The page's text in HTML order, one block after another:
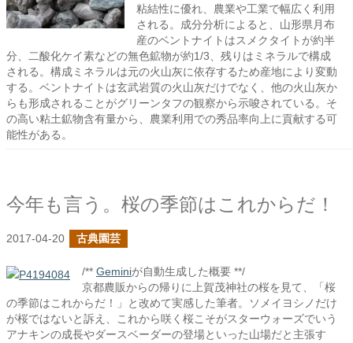
粘結性に優れ、農業や工業で幅広く利用
される。成分分析によると、山形県月布
産のベントナイトはスメクタイトが約半
分、二酸化ケイ素などの無色鉱物が約1/3、残りはミネラルで構成
される。構成ミネラルは元の火山灰に依存するため産地により変動
する。ベントナイトは玄武岩質の火山灰だけでなく、他の火山灰か
らも形成されることがグリーンタフの観察から示唆されている。そ
の高い粘土鉱物含有量から、農業利用での秀品率向上に貢献する可
能性がある。
今年も言う。桜の季節はこれからだ！
2017-04-20 古典園芸
/** Geminiが自動生成した概要 **/
京都農販からの帰りに上賀茂神社の桜を見て、「桜
の季節はこれからだ！」と改めて実感した筆者。ソメイヨシノだけ
が桜ではないと訴え、これから咲く桜こそがスターウォーズでいう
アナキンの成長やダースベーダーの登場といった山場だと主張す